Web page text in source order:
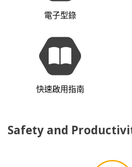
電子型錄
快速啟用指南
Safety and